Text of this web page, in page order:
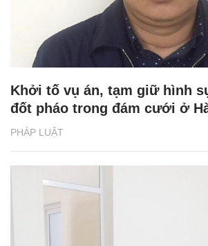
PHÁP LUẬT
Khởi tố vụ án, tạm giữ hình
đốt pháo trong đám cưới ở